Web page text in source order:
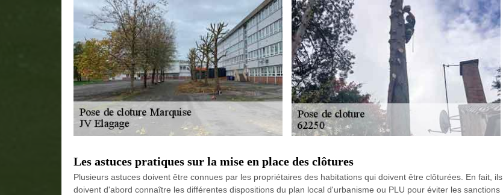
Les astuces pratiques sur la mise en place des clôtures
Plusieurs astuces doivent être connues par les propriétaires des habitations qui doivent être clôturées. En fait, ils
doivent d'abord connaître les différentes dispositions du plan local d'urbanisme ou PLU pour éviter les sanctions